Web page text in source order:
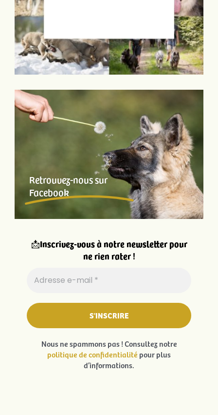
Retrouvez-nous sur
Facebook
📩Inscrivez-vous à notre newsletter pour
ne rien rater !
Nous ne spammons pas ! Consultez notre
politique de confidentialité pour plus
d’informations.